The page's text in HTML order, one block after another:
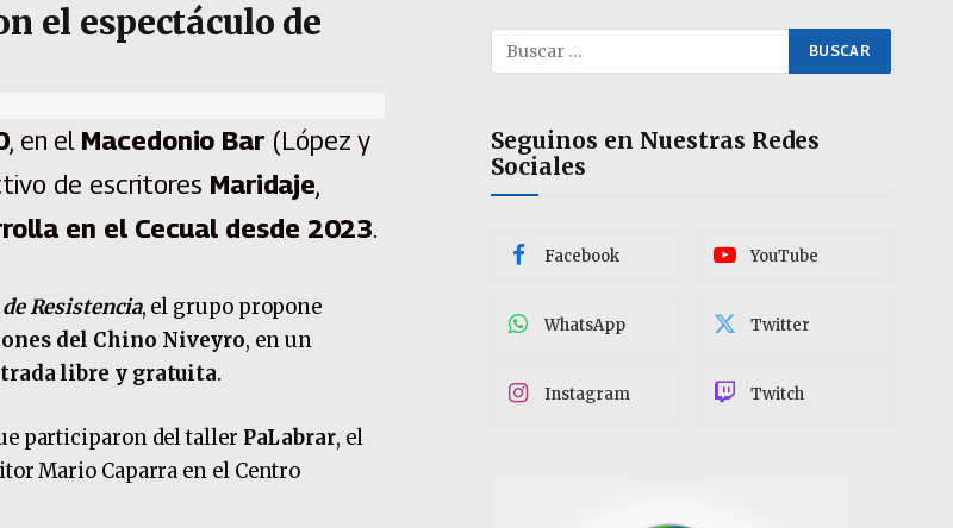
el espectáculo de
, en el Macedonio Bar(López y
de escritores Maridaje,
en el Cecual desde 2023.
Resistencia, el grupo propone
del Chino Niveyro, en un
libre y gratuita.
participaron del taller PaLabrar, el
Mario Caparra en el Centro
Seguinos en Nuestras Redes
Sociales
Facebook YouTube
WhatsApp Twitter
Instagram Twitch